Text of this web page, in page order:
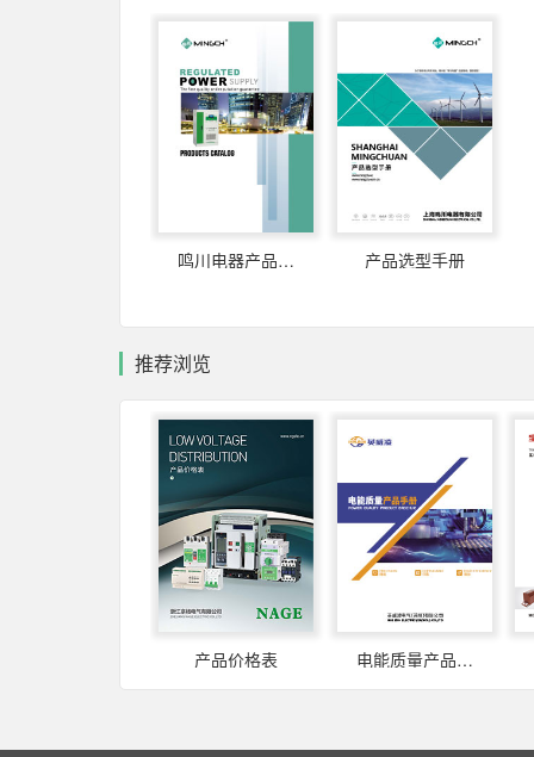
鸣川电器产品画册2015款最终 产品选型手册
推荐浏览
产品价格表 电能质量产品手册